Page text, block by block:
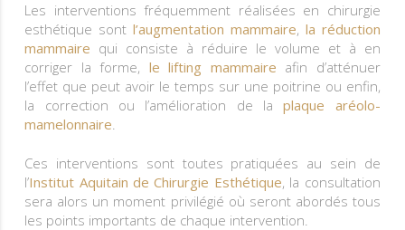
Les interventions fréquemment réalisées en chirurgie
esthétique sontl’augmentation mammaire, la réduction
mammaire qui consiste à réduire le volume et à en
corriger la forme, le lifting mammaire afin d’atténuer
l’effet que peut avoir le temps sur une poitrine ou enfin,
la correction ou l’amélioration de laplaque aréolo-
mamelonnaire.
Ces interventions sont toutes pratiquées au sein de
l’Institut Aquitain de Chirurgie Esthétique, la consultation
sera alors un moment privilégié où seront abordés tous
les points importants de chaque intervention.